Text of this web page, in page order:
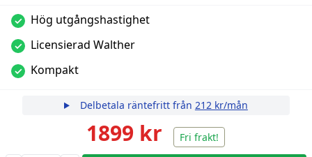
✓ Hög utgångshastighet
✓ Licensierad Walther
✓ Kompakt
Delbetala räntefritt från 212 kr/mån
1899 kr Fri frakt!